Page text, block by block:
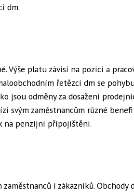
dm.
Výše platu závisí na pozici a
řetězci dm se
jsou odměny za dosažení
svým zaměstnancům různé
na penzijní připojištění.
i zákazníků. Obchody